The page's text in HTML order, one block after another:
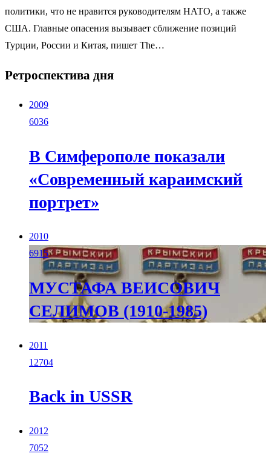
политики, что не нравится руководителям НАТО, а также
США. Главные опасения вызывает сближение позиций
Турции, России и Китая, пишет The…
Ретроспектива дня
2009
6036
В Симферополе показали
«Современный караимский
портрет»
2010
6915
МУСТАФА ВЕИСОВИЧ
СЕЛИМОВ (1910-1985)
2011
12704
Back in USSR
2012
7052